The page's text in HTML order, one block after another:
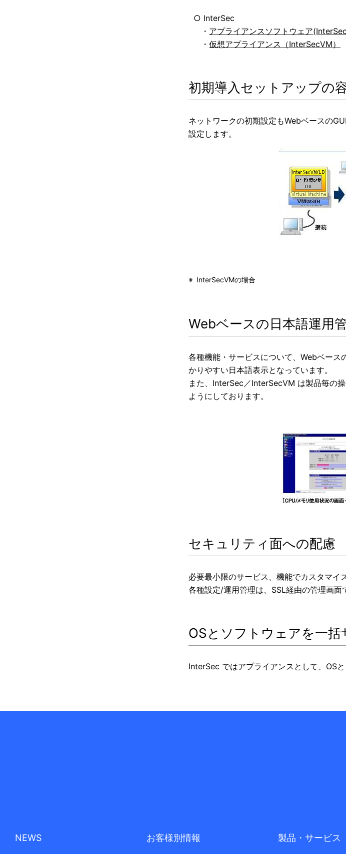
○ InterSec
・ アプライアンスソフトウェア
・ 仮想アプライアンス（InterSecVM）
初期導入セットアップの
ネットワークの初期設定もWebベースの
設定します。
※ InterSecVMの場合
Webベースの日本語運用
各種機能・サービスについて、Webベー
かりやすい日本語表示となっています。
また、InterSec／InterSecVM は製品毎の
ようにしております。
セキュリティ面への配慮
必要最小限のサービス、機能でカスタマイ
各種設定/運用管理は、SSL経由の管理画面
OSとソフトウェアを一括
InterSec ではアプライアンスとして、OS
NEWS お客様別情報 製品・サービス